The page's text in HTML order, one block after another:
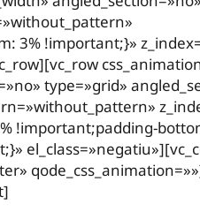
3% !important;}»
type=»grid»
!important;padding-